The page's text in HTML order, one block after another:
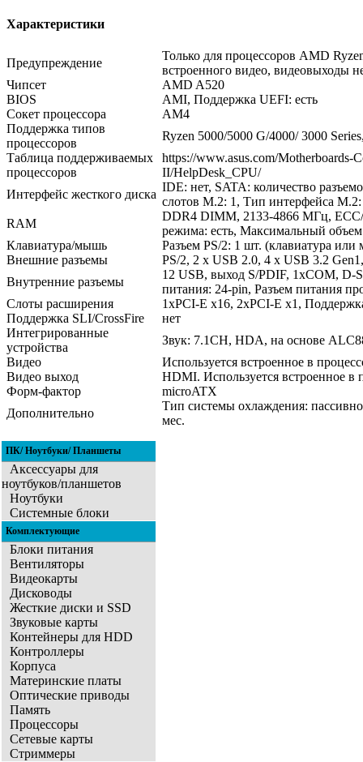
Характеристики
Предупреждение
Только для процессоров AMD
встроенного видео, видеовыходы
Чипсет
AMD A520
BIOS
AMI, Поддержка UEFI: есть
Сокет процессора
AM4
Поддержка типов
процессоров
Ryzen 5000/5000 G/4000/ 3000
Таблица поддерживаемых
процессоров
https://www.asus.com/
II/HelpDesk_CPU/
Интерфейс жесткого диска
IDE: нет, SATA: количество
слотов M.2: 1, Тип интерфейса
RAM
DDR4 DIMM, 2133-4866 МГц, ECC/
режима: есть, Максимальный
Клавиатура/мышь
Разъем PS/2: 1 шт. (клавиатура
Внешние разъемы
PS/2, 2 x USB 2.0, 4 x USB 3.2
Внутренние разъемы
12 USB, выход S/PDIF, 1xCOM, D-
питания: 24-pin, Разъем питания
Слоты расширения
1xPCI-E x16, 2xPCI-E x1,
Поддержка SLI/CrossFire
нет
Интегрированные
устройства
Звук: 7.1CH, HDA, на основе
Видео
Используется встроенное в
Видео выход
HDMI. Используется встроенное в
Форм-фактор
microATX
Дополнительно
Тип системы охлаждения:
мес.
ПК/ Ноутбуки/ Планшеты
Аксессуары для
ноутбуков/планшетов
Ноутбуки
Системные блоки
Комплектующие
Блоки питания
Вентиляторы
Видеокарты
Дисководы
Жесткие диски и SSD
Звуковые карты
Контейнеры для HDD
Контроллеры
Корпуса
Материнские платы
Оптические приводы
Память
Процессоры
Сетевые карты
Стриммеры